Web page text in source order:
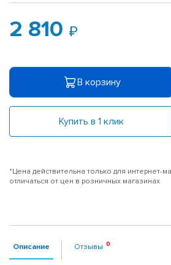
2 810
В корзину
Купить в 1 клик
*Цена действительна только для интернет-
отличаться от цен в розничных магазинах
Описание Отзывы